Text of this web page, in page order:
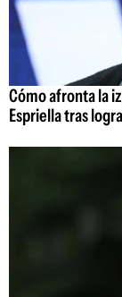
Cómo afronta la
Espriella tras